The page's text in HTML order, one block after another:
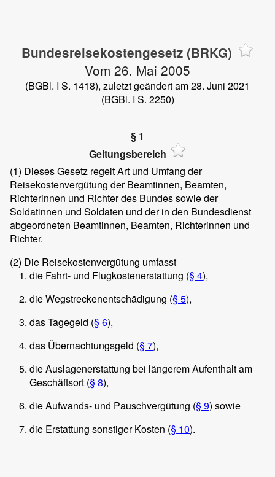
Bundesreisekostengesetz (BRKG)
Vom 26. Mai 2005
(BGBl. I S. 1418), zuletzt geändert am 28. Juni 2021
(BGBl. I S. 2250)
§ 1
Geltungsbereich
(1) Dieses Gesetz regelt Art und Umfang der
Reisekostenvergütung der Beamtinnen, Beamten,
Richterinnen und Richter des Bundes sowie der
Soldatinnen und Soldaten und der in den Bundesdienst
abgeordneten Beamtinnen, Beamten, Richterinnen und
Richter.
(2) Die Reisekostenvergütung umfasst
die Fahrt- und Flugkostenerstattung (§ 4),
die Wegstreckenentschädigung (§ 5),
das Tagegeld (§ 6),
das Übernachtungsgeld (§ 7),
die Auslagenerstattung bei längerem Aufenthalt am
Geschäftsort (§ 8),
die Aufwands- und Pauschvergütung (§ 9) sowie
die Erstattung sonstiger Kosten (§ 10).